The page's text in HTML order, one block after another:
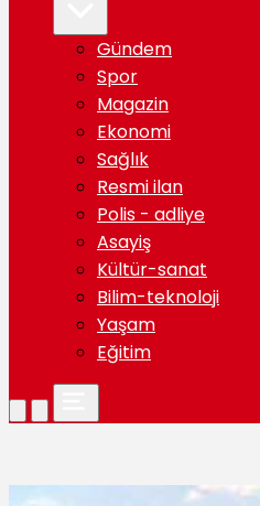
Gündem
Spor
Magazin
Ekonomi
Sağlık
Resmi ilan
Polis - adliye
Asayiş
Kültür-sanat
Bilim-teknoloji
Yaşam
Eğitim